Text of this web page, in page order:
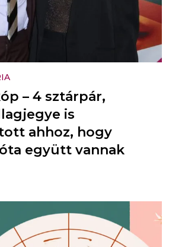
– 4 sztárpár,
is
ahhoz, hogy
együtt vannak